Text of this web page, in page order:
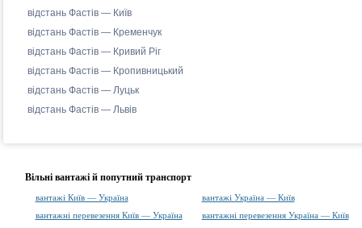
відстань Фастів — Київ
відстань Фастів — Кременчук
відстань Фастів — Кривий Ріг
відстань Фастів — Кропивницький
відстань Фастів — Луцьк
відстань Фастів — Львів
Вільні вантажі й попутний транспорт
вантажі Київ — Україна
вантажі Україна — Київ
вантажні перевезення Київ — Україна
вантажні перевезення Україна — Київ